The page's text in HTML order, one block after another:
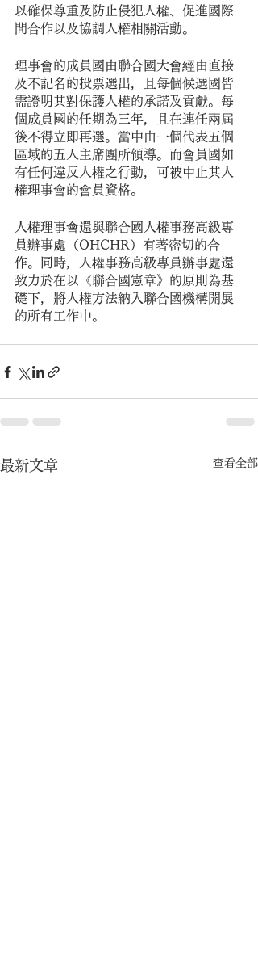
以確保尊重及防止侵犯人權、促進國際
間合作以及協調人權相關活動。
理事會的成員國由聯合國大會經由直接
及不記名的投票選出，且每個候選國皆
需證明其對保護人權的承諾及貢獻。每
個成員國的任期為三年，且在連任兩屆
後不得立即再選。當中由一個代表五個
區域的五人主席團所領導。而會員國如
有任何違反人權之行動，可被中止其人
權理事會的會員資格。
人權理事會還與聯合國人權事務高級專
員辦事處（OHCHR）有著密切的合
作。同時，人權事務高級專員辦事處還
致力於在以《聯合國憲章》的原則為基
礎下，將人權方法納入聯合國機構開展
的所有工作中。
最新文章 查看全部